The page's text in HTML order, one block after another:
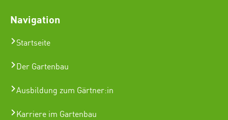
Navigation
Startseite
Der Gartenbau
Ausbildung zum Gärtner:in
Karriere im Gartenbau